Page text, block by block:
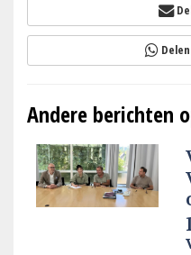
Andere berichten